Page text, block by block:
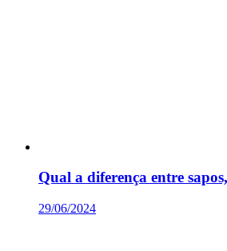
Qual a diferença entre
29/06/2024